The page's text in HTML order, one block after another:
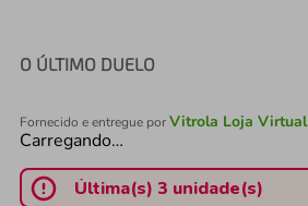
O ÚLTIMO DUELO
Fornecido e entregue porVitrola Loja Virtual
Carregando…
Última(s) 3 unidade(s)